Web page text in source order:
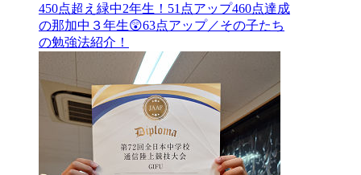
450点超え緑中2年生！51点アップ460点達成
の那加中３年生😲63点アップ／その子たち
の勉強法紹介！